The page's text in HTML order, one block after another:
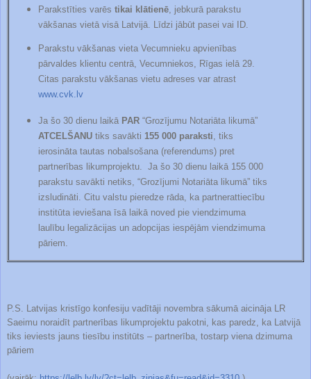
Parakstīties varēs tikai klātienē, jebkurā parakstu
vākšanas vietā visā Latvijā. Līdzi jābūt pasei vai ID.
Parakstu vākšanas vieta Vecumnieku apvienības
pārvaldes klientu centrā, Vecumniekos, Rīgas ielā 29.
Citas parakstu vākšanas vietu adreses var atrast
www.cvk.lv
Ja šo 30 dienu laikā PAR“Grozījumu Notariāta likumā”
ATCELŠANUtiks savākti 155 000 paraksti, tiks
ierosināta tautas nobalsošana (referendums) pret
partnerības likumprojektu. Ja šo 30 dienu laikā 155 000
parakstu savākti netiks, “Grozījumi Notariāta likumā” tiks
izsludināti. Citu valstu pieredze rāda, ka partnerattiecību
institūta ieviešana īsā laikā noved pie viendzimuma
laulību legalizācijas un adopcijas iespējām viendzimuma
pāriem.
P.S. Latvijas kristīgo konfesiju vadītāji novembra sākumā aicināja LR
Saeimu noraidīt partnerības likumprojektu pakotni, kas paredz, ka Latvijā
tiks ieviests jauns tiesību institūts – partnerība, tostarp viena dzimuma
pāriem